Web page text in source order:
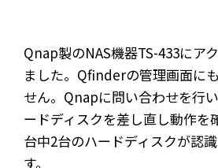
Qnap製のNAS機器TS-433にア
ました。Qfinderの管理画面に
せん。Qnapに問い合わせを行
ードディスクを差し直し動作を
台中2台のハードディスクが認
す。